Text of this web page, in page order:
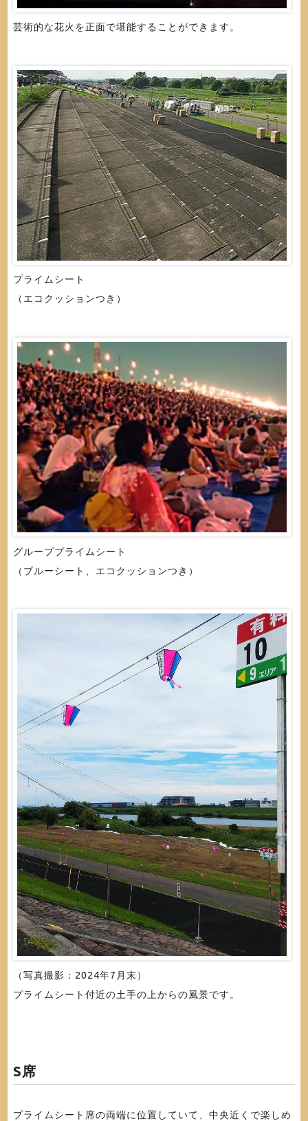
芸術的な花火を正面で堪能することができます。
プライムシート
（エコクッションつき）
グループプライムシート
（ブルーシート、エコクッションつき）
（写真撮影：2024年7月末）
プライムシート付近の土手の上からの風景です。
S席
プライムシート席の両端に位置していて、中央近くで楽しめ